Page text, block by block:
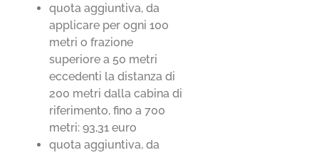
quota aggiuntiva, da
applicare per ogni 100
metri o frazione
superiore a 50 metri
eccedenti la distanza di
200 metri dalla cabina di
riferimento, fino a 700
metri: 93,31 euro
quota aggiuntiva, da